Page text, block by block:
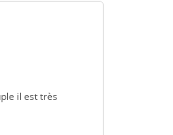
il est très